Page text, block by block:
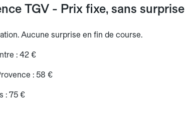
TGV - Prix fixe, sans surprise
Aucune surprise en fin de course.
: 42 €
: 58 €
: 75 €